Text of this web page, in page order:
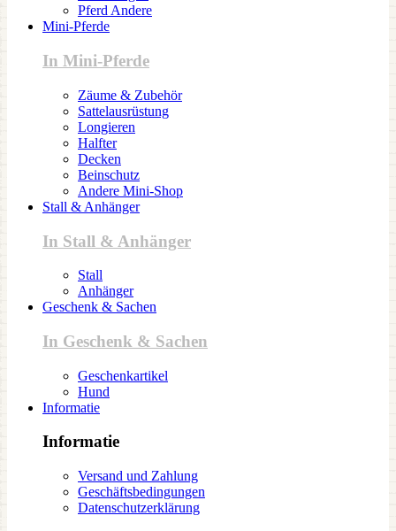
Pferd Andere
Mini-Pferde
In Mini-Pferde
Zäume & Zubehör
Sattelausrüstung
Longieren
Halfter
Decken
Beinschutz
Andere Mini-Shop
Stall & Anhänger
In Stall & Anhänger
Stall
Anhänger
Geschenk & Sachen
In Geschenk & Sachen
Geschenkartikel
Hund
Informatie
Informatie
Versand und Zahlung
Geschäftsbedingungen
Datenschutzerklärung